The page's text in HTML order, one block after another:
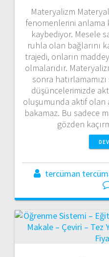
Materyalizm
fenomenlerini anlama
kaybediyor. Mesele
ruhla olan bağlarını
trajedi, onların
olmalarıdır.
sonra
düşüncelerimizde
oluşumunda aktif olan
bakamaz. Bu sadece
gözden
tercüman